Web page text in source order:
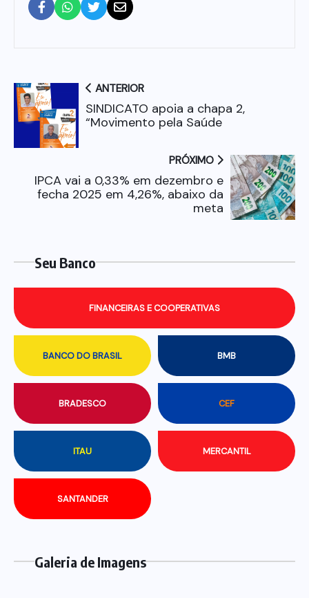
ANTERIOR
SINDICATO apoia a chapa 2,
“Movimento pela Saúde
PRÓXIMO
IPCA vai a 0,33% em dezembro e
fecha 2025 em 4,26%, abaixo da
meta
Seu Banco
BANCO DO BRASIL BMB
BRADESCO CEF
FINANCEIRAS E COOPERATIVAS
ITAU MERCANTIL
SANTANDER
Galeria de Imagens